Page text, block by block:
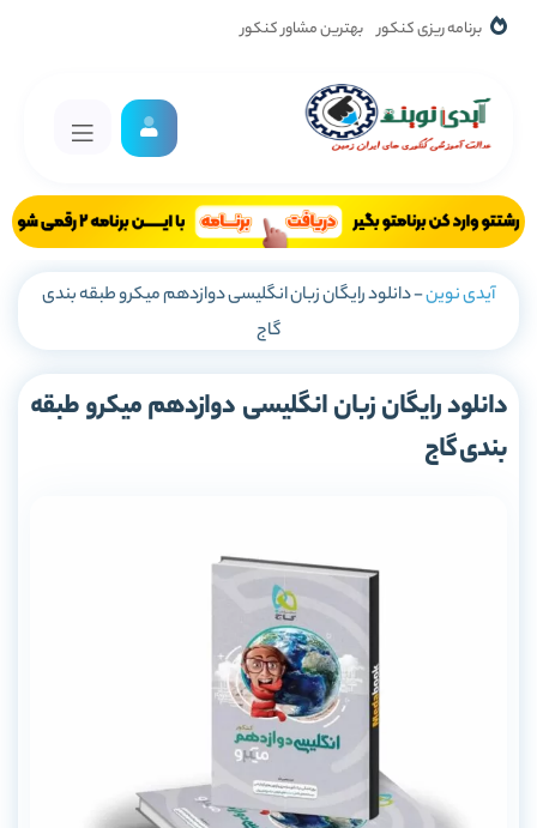
برنامه ریزی کنکور بهترین مشاور کنکور
آیدی نوین-دانلود رایگان زبان انگلیسی دوازدهم میکرو طبقه بندی
گاج
دانلود رایگان زبان انگلیسی دوازدهم میکرو طبقه
بندی گاج